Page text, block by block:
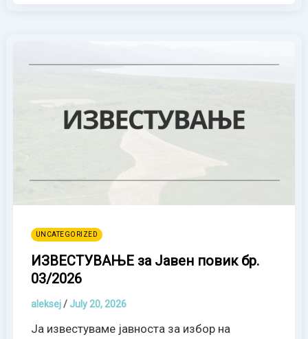
UNCATEGORIZED
ИЗВЕСТУВАЊЕ за Јавен повик бр.
03/2026
aleksej/ July 20, 2026
Ја известуваме јавноста за избор на